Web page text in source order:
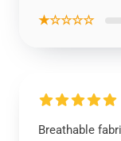
★☆☆☆☆
Breathable